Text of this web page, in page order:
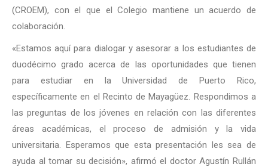
(CROEM), con el que el Colegio mantiene un acuerdo de
colaboración.
«Estamos aquí para dialogar y asesorar a los estudiantes de
duodécimo grado acerca de las oportunidades que tienen
para estudiar en la Universidad de Puerto Rico,
específicamente en el Recinto de Mayagüez. Respondimos a
las preguntas de los jóvenes en relación con las diferentes
áreas académicas, el proceso de admisión y la vida
universitaria. Esperamos que esta presentación les sea de
ayuda al tomar su decisión», afirmó el doctor Agustín Rullán